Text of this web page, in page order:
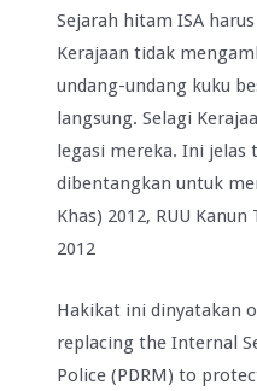
Sejarah hitam ISA
Kerajaan tidak
undang-undang kuku
langsung. Selagi
legasi mereka. Ini jelas
dibentangkan untuk
Khas) 2012, RUU
2012
Hakikat ini dinyatakan
replacing the Internal
Police (PDRM) to